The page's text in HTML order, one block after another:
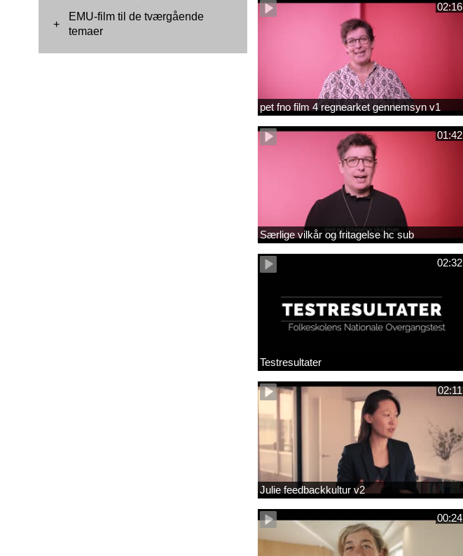
+
EMU-film til de tværgående
temaer
02:16
pet fno film 4 regnearket gennemsyn v1
01:42
Særlige vilkår og fritagelse hc sub
02:32
Testresultater
02:11
Julie feedbackkultur v2
00:24